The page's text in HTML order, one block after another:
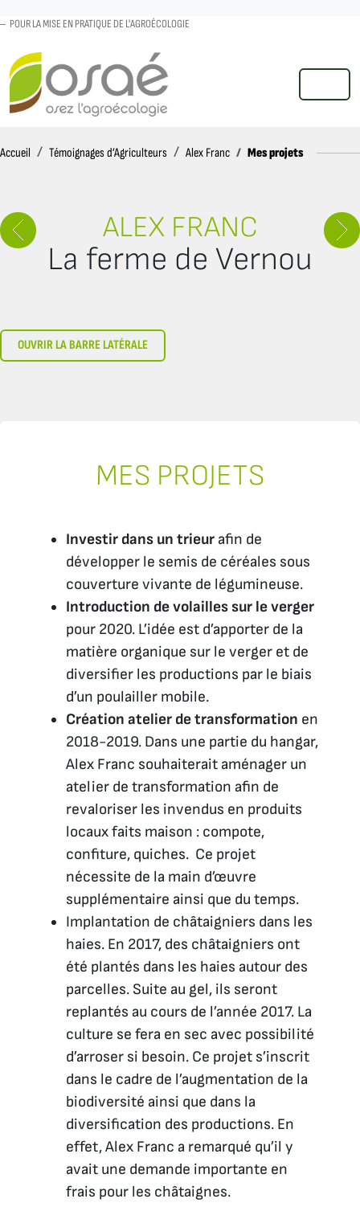
POUR LA MISE EN PRATIQUE DE L'AGROÉCOLOGIE
MENU
Accueil AccueilTémoignages d’Agriculteurs Alex Franc Mes projets
ALEX FRANC
La ferme de Vernou
OUVRIR LA BARRE LATÉRALE
MES PROJETS
Investir dans un trieur afin de
développer le semis de céréales sous
couverture vivante de légumineuse.
Introduction de volailles sur le verger
pour 2020. L’idée est d’apporter de la
matière organique sur le verger et de
diversifier les productions par le biais
d’un poulailler mobile.
Création atelier de transformation en
2018-2019. Dans une partie du hangar,
Alex Franc souhaiterait aménager un
atelier de transformation afin de
revaloriser les invendus en produits
locaux faits maison : compote,
confiture, quiches. Ce projet
nécessite de la main d’œuvre
supplémentaire ainsi que du temps.
Implantation de châtaigniers dans les
haies. En 2017, des châtaigniers ont
été plantés dans les haies autour des
parcelles. Suite au gel, ils seront
replantés au cours de l’année 2017. La
culture se fera en sec avec possibilité
d’arroser si besoin. Ce projet s’inscrit
dans le cadre de l’augmentation de la
biodiversité ainsi que dans la
diversification des productions. En
effet, Alex Franc a remarqué qu’il y
avait une demande importante en
frais pour les châtaignes.